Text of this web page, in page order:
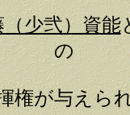
（少弐）資能
の
権が与えら